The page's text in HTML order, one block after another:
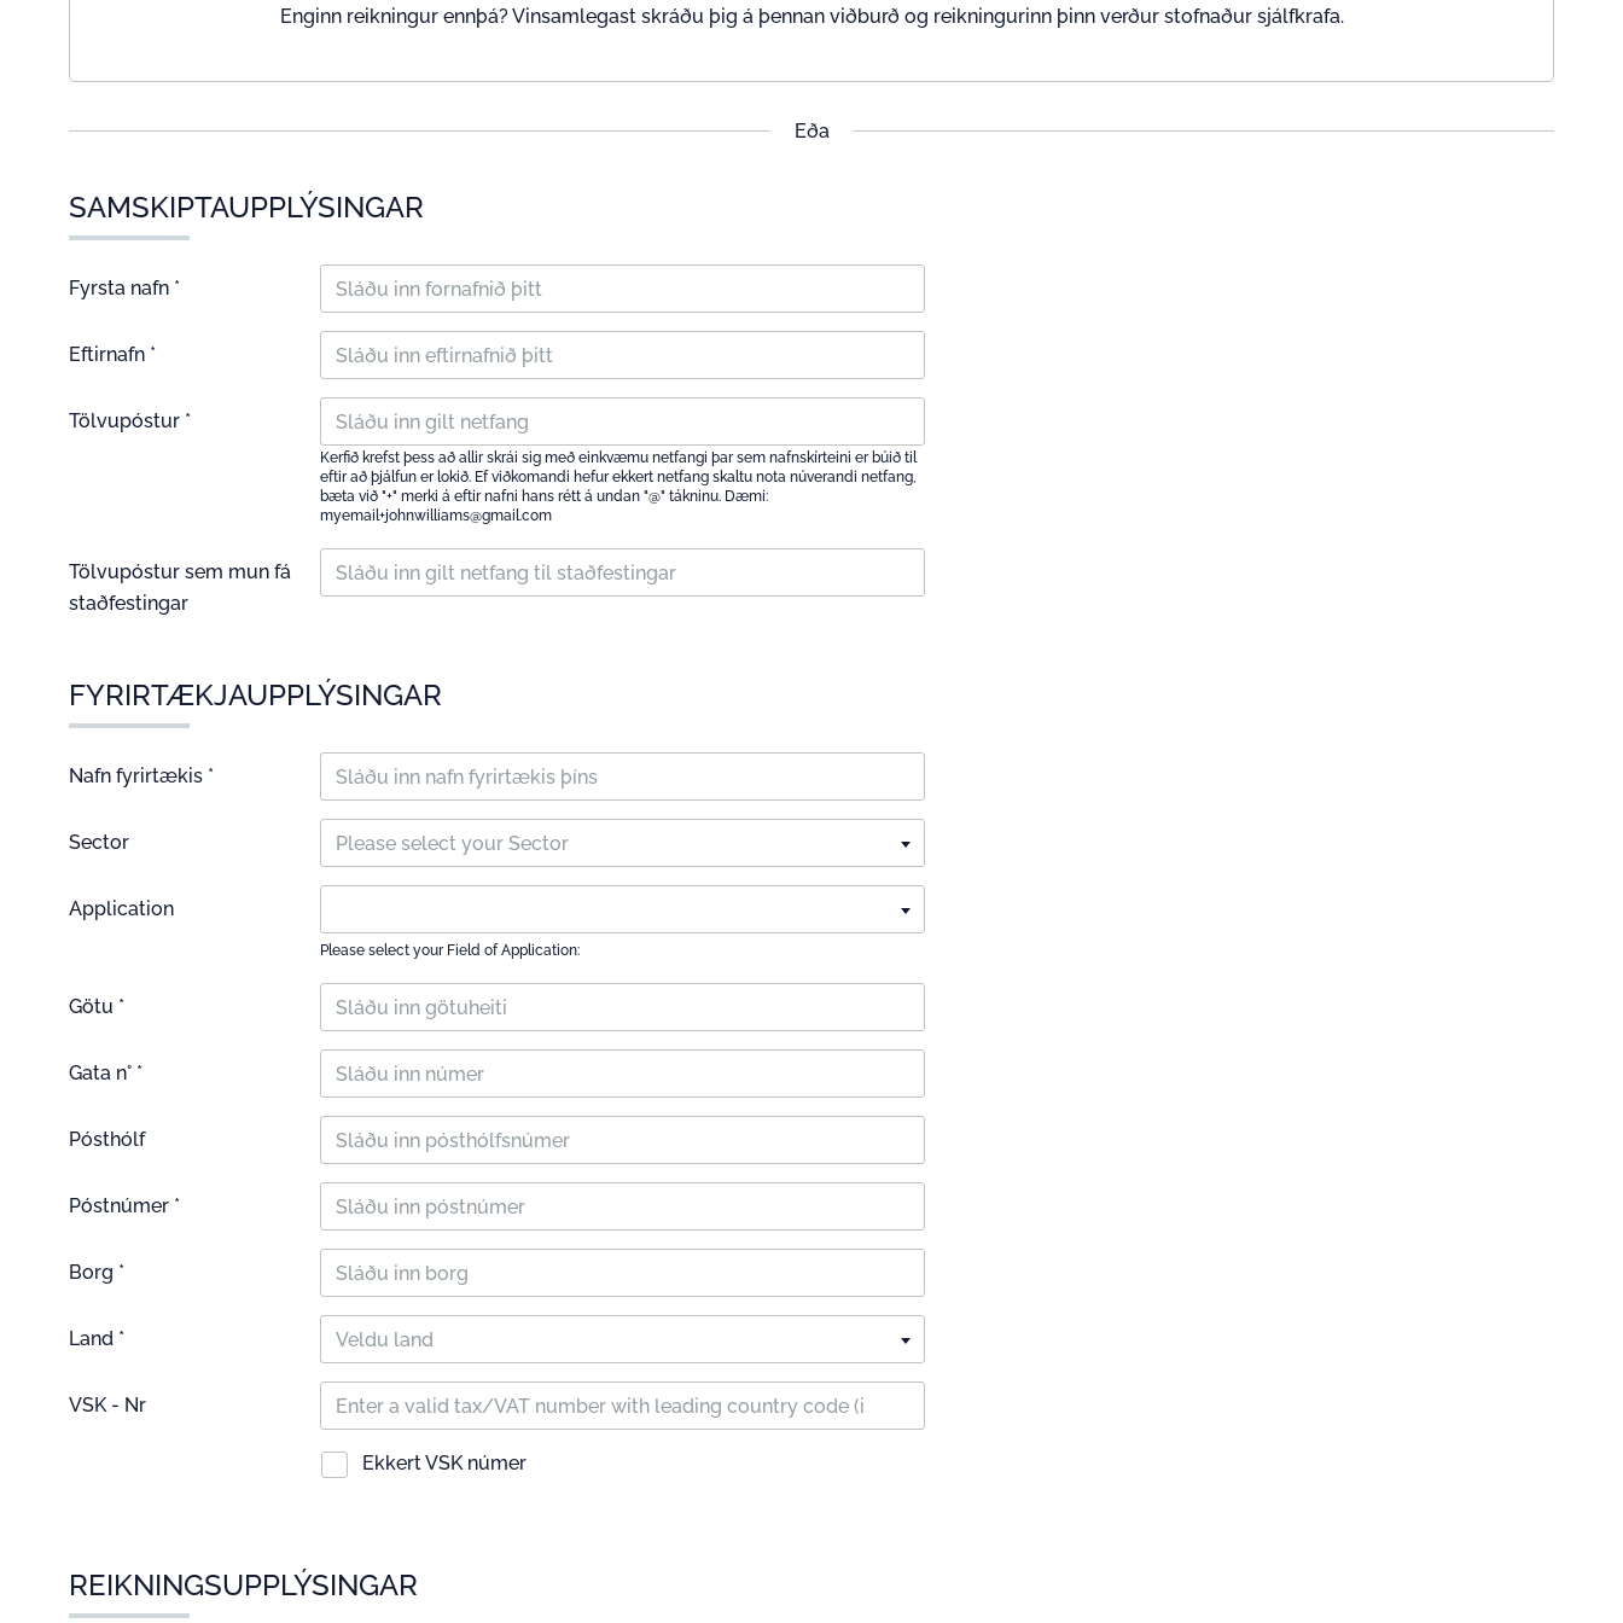
Enginn reikningur ennþá? Vinsamlegast skráðu þig á þennan viðburð og reikningurinn þinn verður stofnaður sjálfkrafa.
Eða
SAMSKIPTAUPPLÝSINGAR
Fyrsta nafn *
Eftirnafn *
Tölvupóstur *
Kerfið krefst þess að allir skrái sig með einkvæmu netfangi þar sem nafnskírteini er búið til
eftir að þjálfun er lokið. Ef viðkomandi hefur ekkert netfang skaltu nota núverandi netfang,
bæta við "+" merki á eftir nafni hans rétt á undan "@" tákninu. Dæmi:
myemail+johnwilliams@gmail.com
Tölvupóstur sem mun fá
staðfestingar
FYRIRTÆKJAUPPLÝSINGAR
Nafn fyrirtækis *
Sector Please select your Sector
Application
Please select your Field of Application:
Götu *
Gata n° *
Pósthólf
Póstnúmer *
Borg *
Land * Veldu land
VSK - Nr
Ekkert VSK númer
REIKNINGSUPPLÝSINGAR